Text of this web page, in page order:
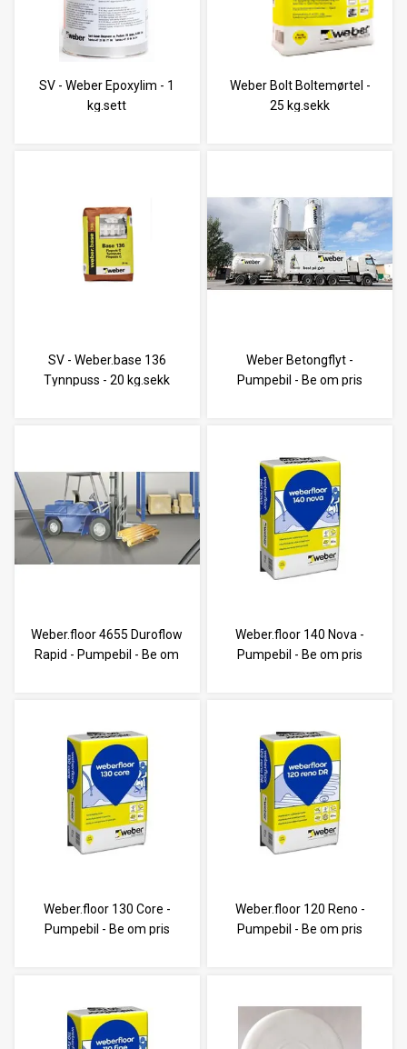
SV - Weber Epoxylim - 1
kg.sett
Weber Bolt Boltemørtel -
25 kg.sekk
SV - Weber.base 136
Tynnpuss - 20 kg.sekk
Weber Betongflyt -
Pumpebil - Be om pris
Weber.floor 4655 Duroflow
Rapid - Pumpebil - Be om
Weber.floor 140 Nova -
Pumpebil - Be om pris
Weber.floor 130 Core -
Pumpebil - Be om pris
Weber.floor 120 Reno -
Pumpebil - Be om pris